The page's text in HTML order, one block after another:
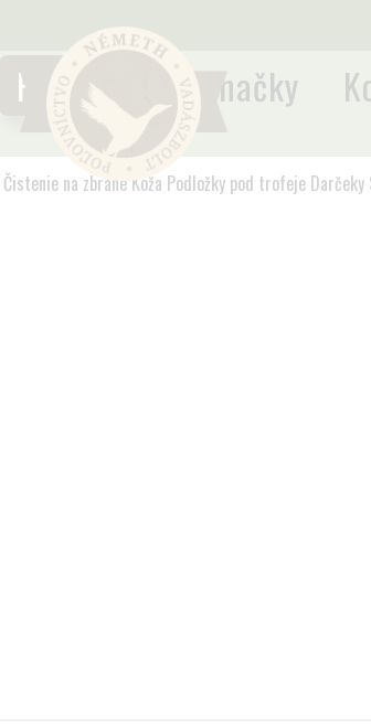
Produkty Značky
Čistenie na zbrane Koža Podložky pod trofeje Darčeky